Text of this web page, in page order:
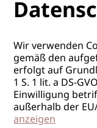
Wir verwenden
gemäß den
erfolgt auf
1 S. 1 lit. a DS-
Einwilligung
außerhalb der
anzeigen